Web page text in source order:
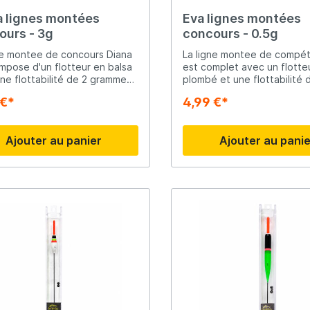
Ridgemonkey
Savage Gear
Shimano
lignes montées
- 3g
montee de concours Diana
d'un flotteur en balsa
flottabilité de 2 grammes,
la pêche en eaux
et courantes.
Ajouter au panier
Eva lignes montées
concours - 0.5g
La ligne montee de
est complet avec un flotteur
plombé et une flottabilité
l'antenne passe du noir, via
pouvez enregistrer tout
morsure.
4,99 €*
Ajouter au